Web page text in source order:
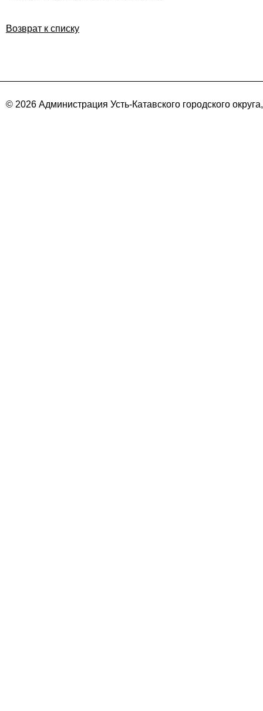
Возврат к списку
© 2026 Администрация Усть-Катавского городского